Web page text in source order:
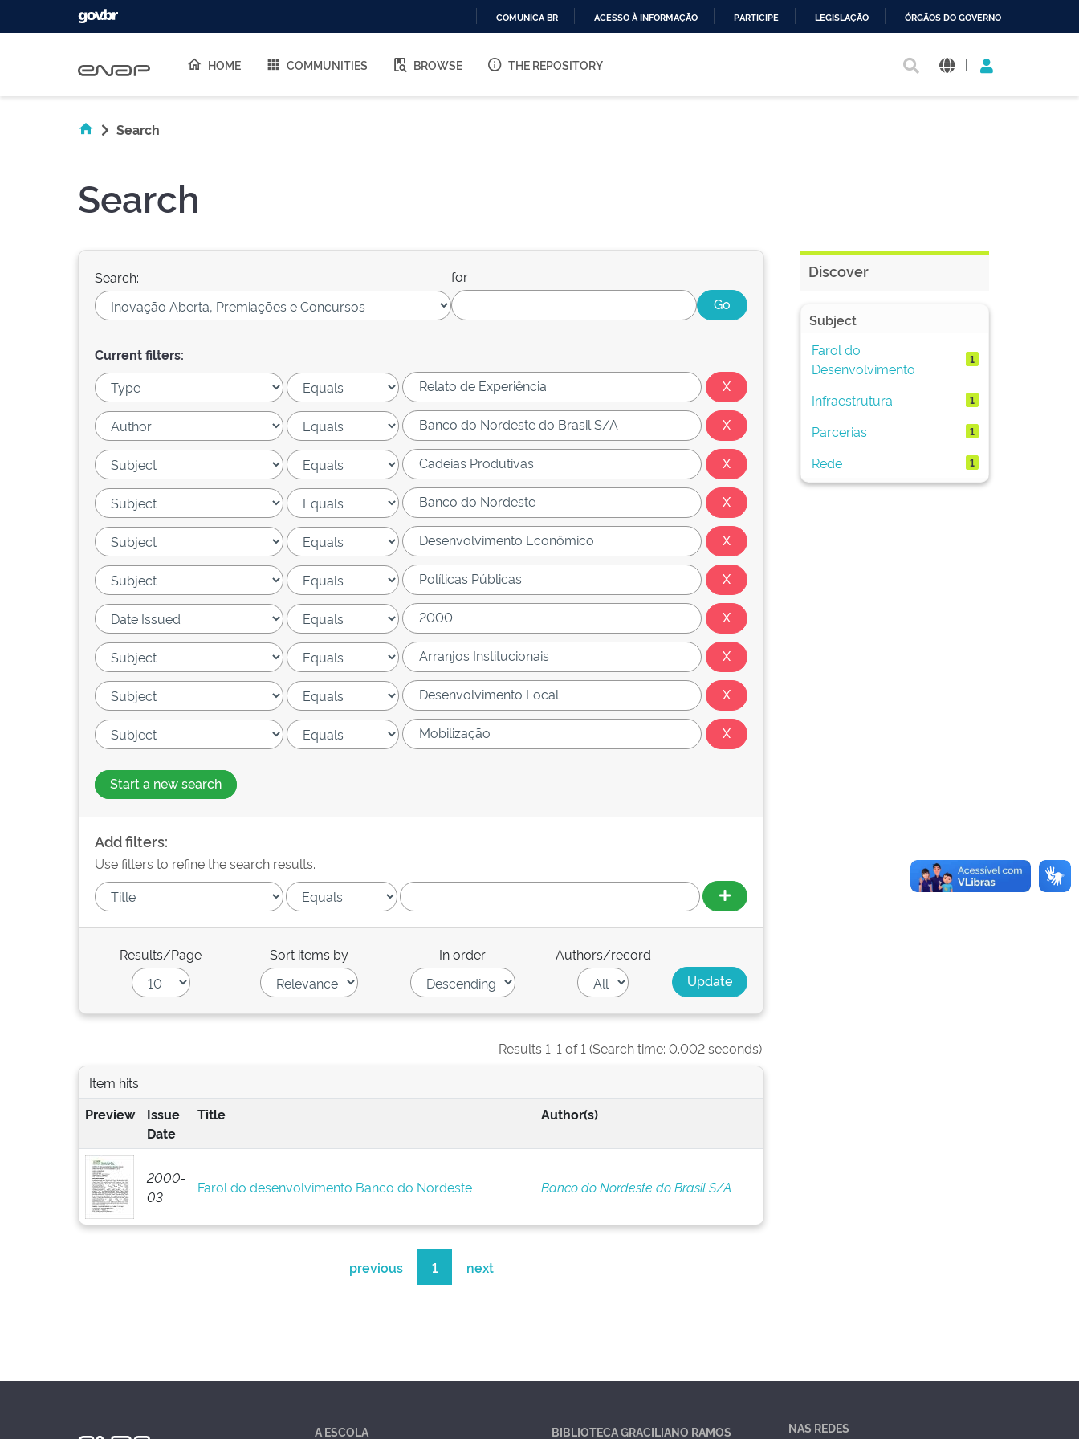
O
COMUNICA BR ACESSO À INFORMAÇÃO PARTICIPE LEGISLAÇÃO ÓRGÃOS DO GOVERNO
HOME COMMUNITIES BROWSE THE REPOSITORY |
Search
Search
Search: for
Current filters:
Start a new search
Add filters:
Use filters to refine the search results.
Results/Page Sort items by In order Authors/record
Results 1-1 of 1 (Search time: 0.002 seconds).
Item hits:
Preview
Issue
Date
Title Author(s)
2000-
03
Farol do desenvolvimento Banco do Nordeste Banco do Nordeste do Brasil S/A
previous 1 next
Discover
Subject
Farol do
Desenvolvimento
1
Infraestrutura 1
Parcerias 1
Rede 1
A ESCOLA BIBLIOTECA GRACILIANO RAMOS NAS REDES